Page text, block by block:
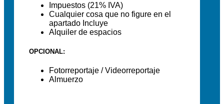
Impuestos (21% IVA)
Cualquier cosa que no figure en el
apartado Incluye
Alquiler de espacios
OPCIONAL:
Fotorreportaje / Videorreportaje
Almuerzo